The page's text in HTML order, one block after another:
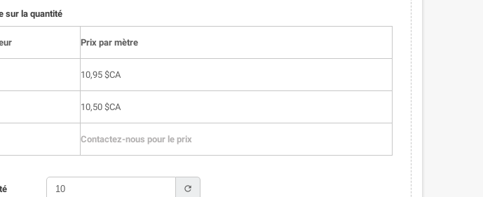
sur la quantité
Prix par mètre
10,95 $CA
10,50 $CA
Contactez-nous pour le prix
refresh